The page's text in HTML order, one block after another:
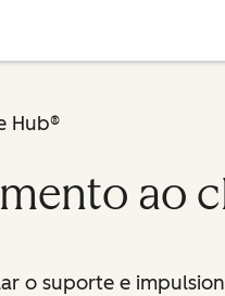
Hub®
ao
o suporte e